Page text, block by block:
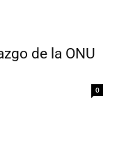
de la ONU
0